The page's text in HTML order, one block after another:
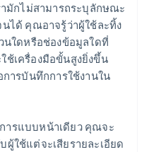
มักไม่สามารถระบุลักษณะ
นได้ คุณอาจรู้ว่าผู้ใช้ละทิ้ง
นใดหรือช่องข้อมูลใดที่
ช้เครื่องมือขั้นสูงยิ่งขึ้น
ารบันทึกการใช้งานใน
ารแบบหน้าเดียว คุณจะ
ใช้แต่จะเสียรายละเอียด